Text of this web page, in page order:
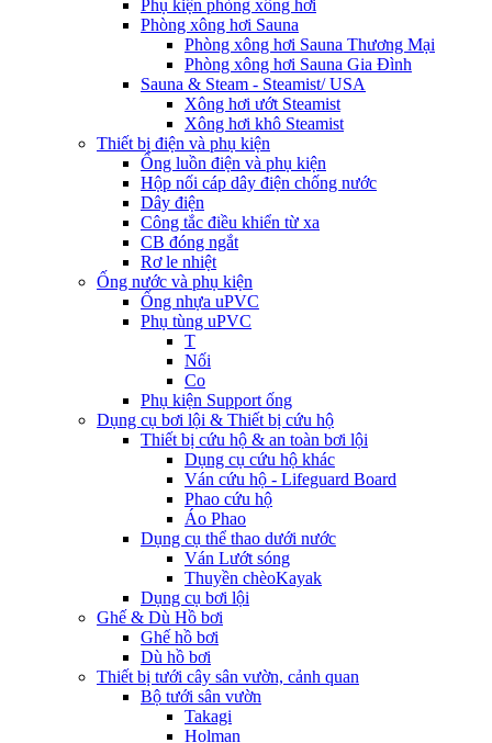
Phụ kiện phòng xông hơi
Phòng xông hơi Sauna
Phòng xông hơi Sauna Thương Mại
Phòng xông hơi Sauna Gia Đình
Sauna & Steam - Steamist/ USA
Xông hơi ướt Steamist
Xông hơi khô Steamist
Thiết bị điện và phụ kiện
Ống luồn điện và phụ kiện
Hộp nối cáp dây điện chống nước
Dây điện
Công tắc điều khiển từ xa
CB đóng ngắt
Rơ le nhiệt
Ống nước và phụ kiện
Ống nhựa uPVC
Phụ tùng uPVC
T
Nối
Co
Phụ kiện Support ống
Dụng cụ bơi lội & Thiết bị cứu hộ
Thiết bị cứu hộ & an toàn bơi lội
Dụng cụ cứu hộ khác
Ván cứu hộ - Lifeguard Board
Phao cứu hộ
Áo Phao
Dụng cụ thể thao dưới nước
Ván Lướt sóng
Thuyền chèoKayak
Dụng cụ bơi lội
Ghế & Dù Hồ bơi
Ghế hồ bơi
Dù hồ bơi
Thiết bị tưới cây sân vườn, cảnh quan
Bộ tưới sân vườn
Takagi
Holman